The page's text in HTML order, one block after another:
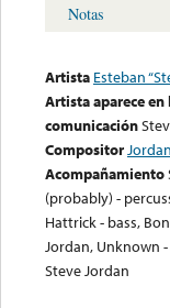
Notas
Artista Esteban
Artista aparece
comunicación
Compositor
Acompañamiento
(probably) -
Hattrick - bass,
Jordan, Unknown
Steve Jordan